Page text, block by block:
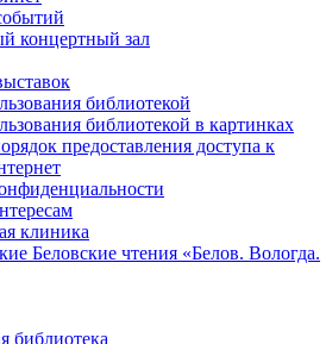
концертный зал
библиотекой
библиотекой в картинках
предоставления доступа к
клиника
Беловские чтения «Белов. Вологда.
библиотека